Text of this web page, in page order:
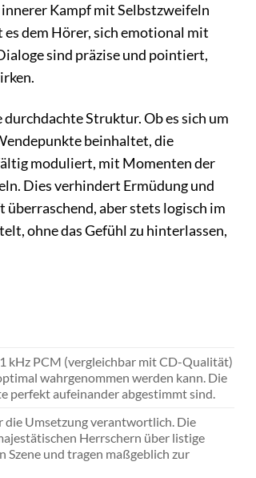
Kampf mit Selbstzweifeln
dem Hörer, sich emotional mit
sind präzise und pointiert,
Struktur. Ob es sich um
beinhaltet, die
moduliert, mit Momenten der
Dies verhindert Ermüdung und
aber stets logisch im
ohne das Gefühl zu hinterlassen,
kHz PCM (vergleichbar mit CD-Qualität)
wahrgenommen werden kann. Die
perfekt aufeinander abgestimmt sind.
die Umsetzung verantwortlich. Die
Herrschern über listige
Szene und tragen maßgeblich zur